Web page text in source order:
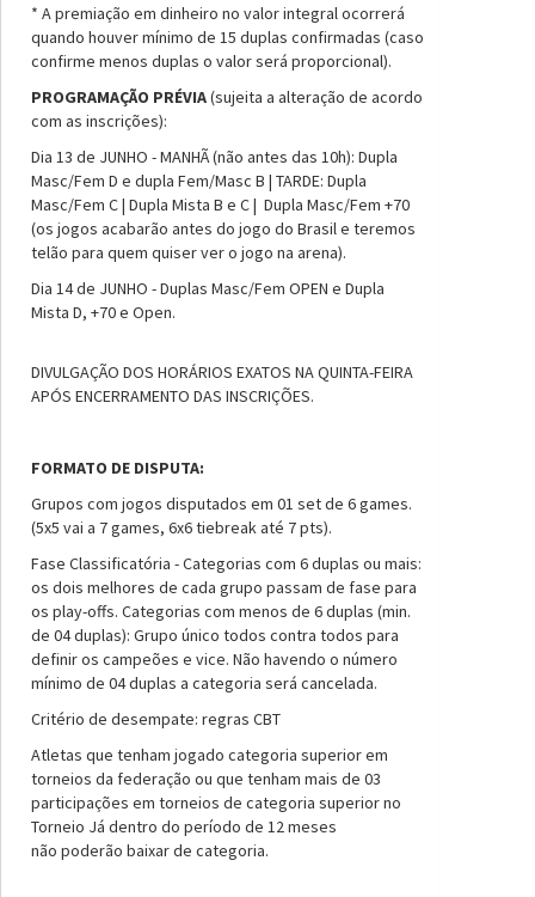
* A premiação em dinheiro no valor integral ocorrerá
quando houver mínimo de 15 duplas confirmadas (caso
confirme menos duplas o valor será proporcional).
PROGRAMAÇÃO PRÉVIA(sujeita a alteração de acordo
com as inscrições):
Dia 13 de JUNHO - MANHÃ (não antes das 10h): Dupla
Masc/Fem D e dupla Fem/Masc B | TARDE: Dupla
Masc/Fem C | Dupla Mista B e C | Dupla Masc/Fem +70
(os jogos acabarão antes do jogo do Brasil e teremos
telão para quem quiser ver o jogo na arena).
Dia 14 de JUNHO - Duplas Masc/Fem OPEN e Dupla
Mista D, +70 e Open.
DIVULGAÇÃO DOS HORÁRIOS EXATOS NA QUINTA-FEIRA
APÓS ENCERRAMENTO DAS INSCRIÇÕES.
FORMATO DE DISPUTA:
Grupos com jogos disputados em 01 set de 6 games.
(5x5 vai a 7 games, 6x6 tiebreak até 7 pts).
Fase Classificatória - Categorias com 6 duplas ou mais:
os dois melhores de cada grupo passam de fase para
os play-offs. Categorias com menos de 6 duplas (min.
de 04 duplas): Grupo único todos contra todos para
definir os campeões e vice. Não havendo o número
mínimo de 04 duplas a categoria será cancelada.
Critério de desempate: regras CBT
Atletas que tenham jogado categoria superior em
torneios da federação ou que tenham mais de 03
participações em torneios de categoria superior no
Torneio Já dentro do período de 12 meses
não poderão baixar de categoria.